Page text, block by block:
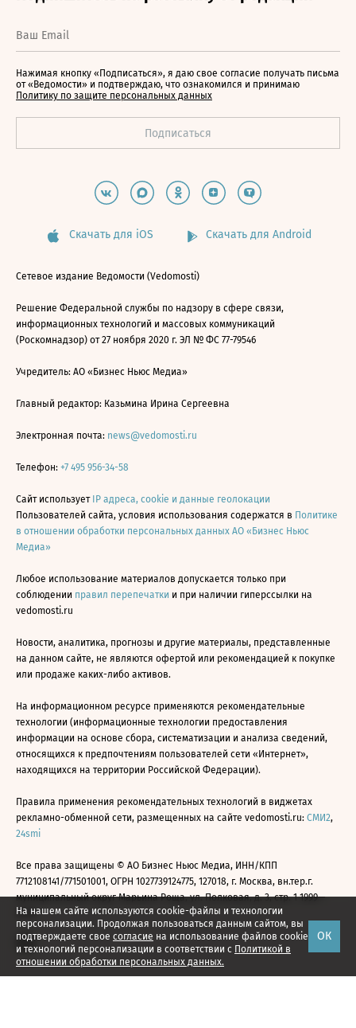
На нашем сайте используются cookie-файлы и технологии
персонализации. Продолжая пользоваться данным сайтом, вы
подтверждаете свое согласие на использование файлов cookie
и технологий персонализации в соответствии с Политикой в
отношении обработки персональных данных.
ОК
Нажимая кнопку «Подписаться», я даю свое согласие получать письма
от «Ведомости» и подтверждаю, что ознакомился и принимаю
Политику по защите персональных данных
Скачать для iOS Скачать для Android
Сетевое издание Ведомости (Vedomosti)
Решение Федеральной службы по надзору в сфере связи,
информационных технологий и массовых коммуникаций
(Роскомнадзор) от 27 ноября 2020 г. ЭЛ № ФС 77-79546
Учредитель: АО «Бизнес Ньюс Медиа»
Главный редактор: Казьмина Ирина Сергеевна
Электронная почта: news@vedomosti.ru
Телефон: +7 495 956-34-58
Сайт использует IP адреса, cookie и данные геолокации
Пользователей сайта, условия использования содержатся в Политике
в отношении обработки персональных данных АО «Бизнес Ньюс
Медиа»
Любое использование материалов допускается только при
соблюдении правил перепечатки и при наличии гиперссылки на
vedomosti.ru
Новости, аналитика, прогнозы и другие материалы, представленные
на данном сайте, не являются офертой или рекомендацией к покупке
или продаже каких-либо активов.
На информационном ресурсе применяются рекомендательные
технологии (информационные технологии предоставления
информации на основе сбора, систематизации и анализа сведений,
относящихся к предпочтениям пользователей сети «Интернет»,
находящихся на территории Российской Федерации).
Правила применения рекомендательных технологий в виджетах
рекламно-обменной сети, размещенных на сайте vedomosti.ru: СМИ2,
24smi
Все права защищены © АО Бизнес Ньюс Медиа, ИНН/КПП
7712108141/771501001, ОГРН 1027739124775, 127018, г. Москва, вн.тер.г.
муниципальный округ Марьина Роща, ул. Полковая, д. 3, стр. 1 1999—
2026